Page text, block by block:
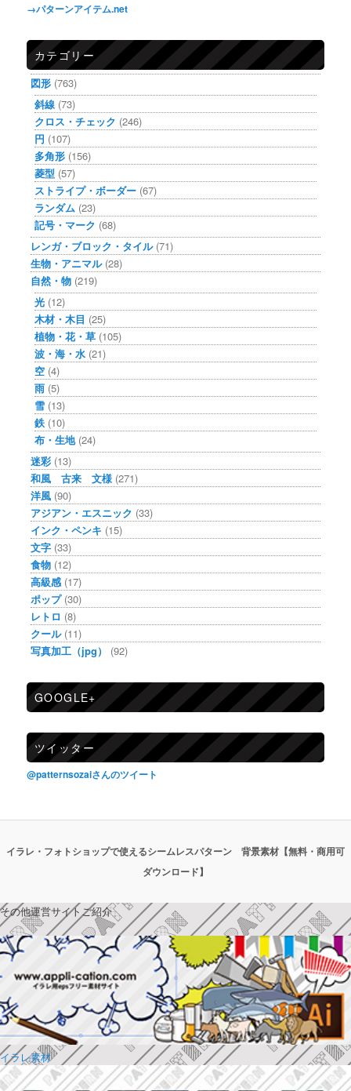
→パターンアイテム.net
カテゴリー
図形 (763)
斜線 (73)
クロス・チェック (246)
円 (107)
多角形 (156)
菱型 (57)
ストライプ・ボーダー (67)
ランダム (23)
記号・マーク (68)
レンガ・ブロック・タイル(71)
生物・アニマル(28)
自然・物 (219)
光 (12)
木材・木目 (25)
植物・花・草 (105)
波・海・水 (21)
空 (4)
雨 (5)
雪 (13)
鉄 (10)
布・生地(24)
迷彩 (13)
和風 古来 文様 (271)
洋風 (90)
アジアン・エスニック (33)
インク・ペンキ (15)
文字 (33)
食物 (12)
高級感 (17)
ポップ(30)
レトロ (8)
クール(11)
写真加工（jpg）
(92)
GOOGLE+
ツイッター
@patternsozaiさんのツイート
イラレ・フォトショップで使えるシームレスパターン 背景素材【無料・商用可
ダウンロード】
その他運営サイトご紹介
イラレ素材